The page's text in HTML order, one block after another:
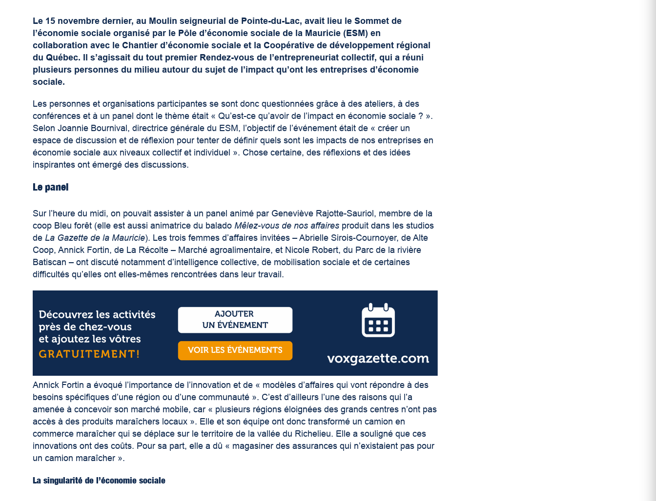
Le 15 novembre dernier, au Moulin seigneurial de Pointe-du-Lac, avait lieu le Sommet de
l’économie sociale organisé par le Pôle d’économie sociale de la Mauricie (ESM) en
collaboration avec le Chantier d’économie sociale et la Coopérative de développement régional
du Québec. Il s’agissait du tout premier Rendez-vous de l’entrepreneuriat collectif, qui a réuni
plusieurs personnes du milieu autour du sujet de l’impact qu’ont les entreprises d’économie
sociale.
Les personnes et organisations participantes se sont donc questionnées grâce à des ateliers, à des
conférences et à un panel dont le thème était « Qu’est-ce qu’avoir de l’impact en économie sociale ? ».
Selon Joannie Bournival, directrice générale du ESM, l’objectif de l’événement était de « créer un
espace de discussion et de réflexion pour tenter de définir quels sont les impacts de nos entreprises en
économie sociale aux niveaux collectif et individuel ». Chose certaine, des réflexions et des idées
inspirantes ont émergé des discussions.
Le panel
Sur l’heure du midi, on pouvait assister à un panel animé par Geneviève Rajotte-Sauriol, membre de la
coop Bleu forêt (elle est aussi animatrice du baladoMêlez-vous de nos affaires produit dans les studios
deLa Gazette de la Mauricie). Les trois femmes d’affaires invitées – Abrielle Sirois-Cournoyer, de Alte
Coop, Annick Fortin, de La Récolte – Marché agroalimentaire, et Nicole Robert, du Parc de la rivière
Batiscan – ont discuté notamment d’intelligence collective, de mobilisation sociale et de certaines
difficultés qu’elles ont elles-mêmes rencontrées dans leur travail.
Annick Fortin a évoqué l’importance de l’innovation et de « modèles d’affaires qui vont répondre à des
besoins spécifiques d’une région ou d’une communauté ». C’est d’ailleurs l’une des raisons qui l’a
amenée à concevoir son marché mobile, car « plusieurs régions éloignées des grands centres n’ont pas
accès à des produits maraîchers locaux ». Elle et son équipe ont donc transformé un camion en
commerce maraîcher qui se déplace sur le territoire de la vallée du Richelieu. Elle a souligné que ces
innovations ont des coûts. Pour sa part, elle a dû « magasiner des assurances qui n’existaient pas pour
un camion maraîcher ».
La singularité de l’économie sociale